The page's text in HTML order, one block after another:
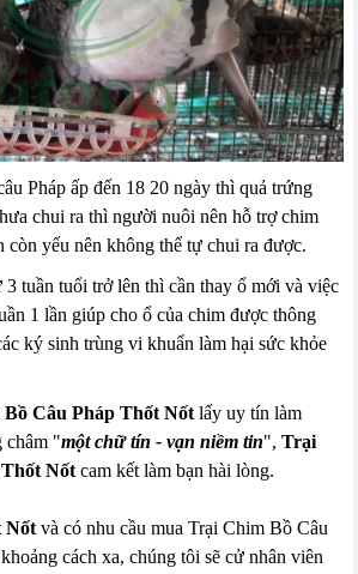
Pháp ấp đến 18 20 ngày thì quả trứng
chui ra thì người nuôi nên hỗ trợ chim
yếu nên không thể tự chui ra được.
tuần tuổi trở lên thì cần thay ổ mới và việc
1 lần giúp cho ổ của chim được thông
ký sinh trùng vi khuẩn làm hại sức khỏe
Câu Pháp Thốt Nốt lấy uy tín làm
châm "một chữ tín - vạn niềm tin",Trại
Nốt cam kết làm bạn hài lòng.
Nốt và có nhu cầu mua Trại Chim Bồ Câu
cách xa, chúng tôi sẽ cử nhân viên